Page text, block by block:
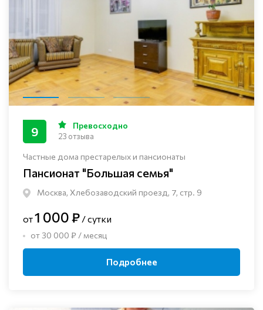
Частные дома престарелых и пансионаты
Пансионат "Большая семья"
Москва, Хлебозаводский проезд, 7, стр. 9
9 Превосходно
23 отзыва
от1 000 ₽ / сутки
от 30 000 ₽ / месяц
Подробнее